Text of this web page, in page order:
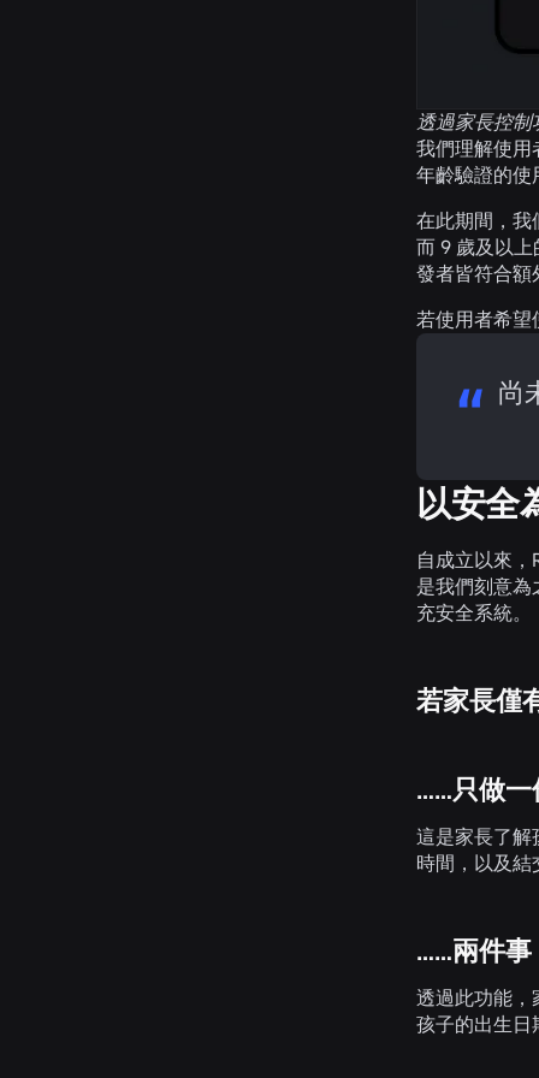
透過家長控
我們理解使用
年齡驗證的使
在此期間，我
而 9 歲及以
發者皆符合
若使用者希望
尚
以安全
自成立以來
是我們刻意
充安全系統。
若家長僅
……只做一
這是家長了解
時間，以及
……兩件事
透過此功能，
孩子的出生